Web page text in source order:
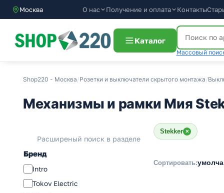
Москва О нас Получение и оплата Контакты
Каталог
Массовый
Shop220 - Москва/Розетки и выключатели скрытого монтажа/
Механизмы и рамки Мия
Расширеный поиск в разделе
Бренд
Intro
Tokov Electric
Stekker ×
Сортировать: